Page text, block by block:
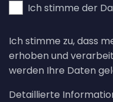
Ich stimme der
Ich stimme zu, dass
erhoben und
werden Ihre Daten
Detaillierte